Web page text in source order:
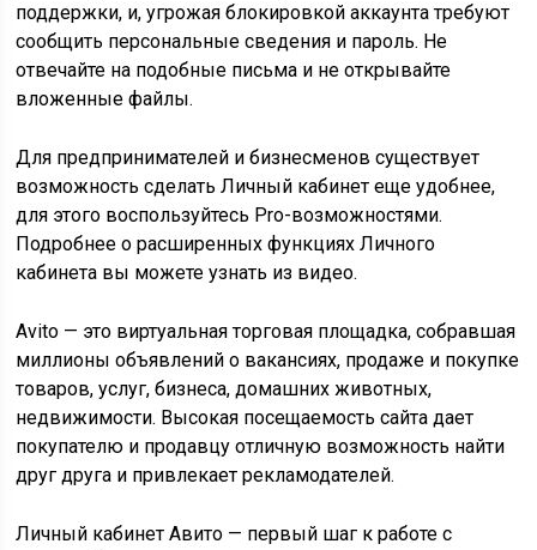
поддержки, и, угрожая блокировкой аккаунта требуют
сообщить персональные сведения и пароль. Не
отвечайте на подобные письма и не открывайте
вложенные файлы.
Для предпринимателей и бизнесменов существует
возможность сделать Личный кабинет еще удобнее,
для этого воспользуйтесь Pro-возможностями.
Подробнее о расширенных функциях Личного
кабинета вы можете узнать из видео.
Avito — это виртуальная торговая площадка, собравшая
миллионы объявлений о вакансиях, продаже и покупке
товаров, услуг, бизнеса, домашних животных,
недвижимости. Высокая посещаемость сайта дает
покупателю и продавцу отличную возможность найти
друг друга и привлекает рекламодателей.
Личный кабинет Авито — первый шаг к работе с